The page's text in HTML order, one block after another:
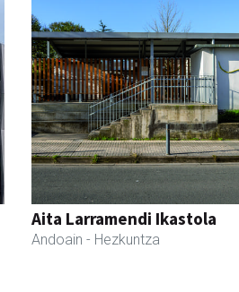
Aita Larramendi Ikastola
Andoain - Hezkuntza